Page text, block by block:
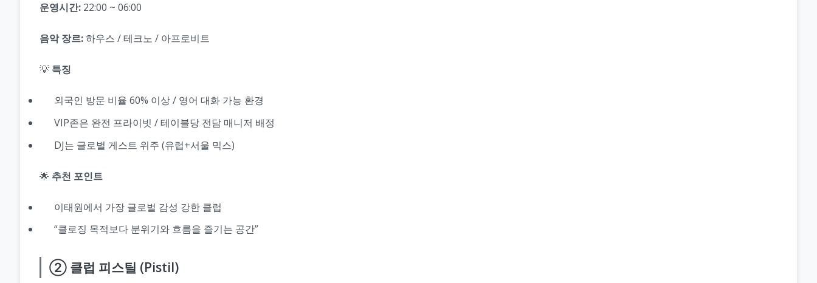
운영시간: 22:00 ~ 06:00
음악 장르:하우스 / 테크노 / 아프로비트
💡 특징
외국인 방문 비율 60% 이상 / 영어 대화 가능 환경
VIP존은 완전 프라이빗 / 테이블당 전담 매니저 배정
DJ는 글로벌 게스트 위주 (유럽+서울 믹스)
🌟 추천 포인트
이태원에서 가장 글로벌 감성 강한 클럽
“클로징 목적보다 분위기와 흐름을 즐기는 공간”
② 클럽 피스틸 (Pistil)